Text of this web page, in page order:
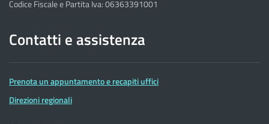
Codice Fiscale e Partita Iva: 06363391001
Contatti e assistenza
Prenota un appuntamento e recapiti uffici
Direzioni regionali